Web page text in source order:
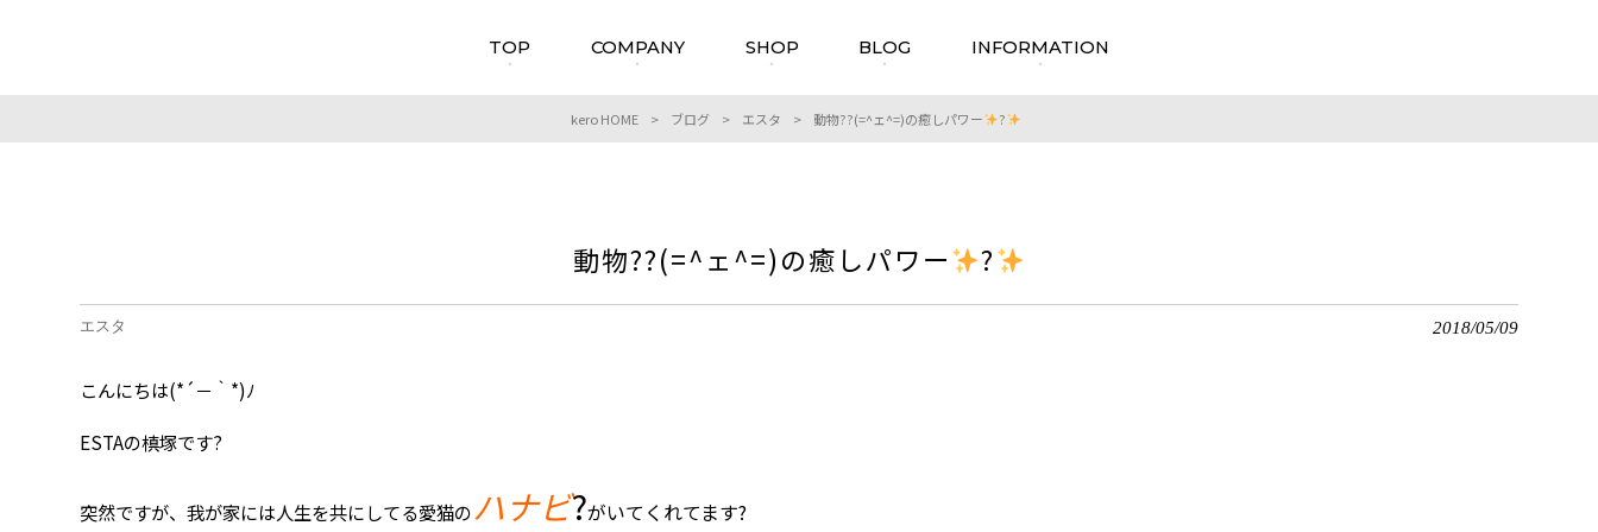
TOP COMPANY SHOP BLOG INFORMATION
kero HOME > ブログ > エスタ > 動物??(=^ェ^=)の癒しパワー ?
動物??(=^ェ^=)の癒しパワー ?
エスタ 2018/05/09
こんにちは(*´－｀*)ﾉ
ESTAの槙塚です?
突然ですが、我が家には人生を共にしてる愛猫のハナビ?がいてくれてます?